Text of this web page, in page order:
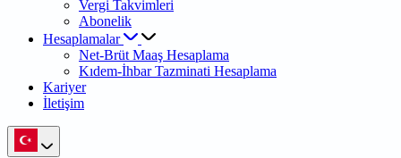
Vergi Takvimleri
Abonelik
Hesaplamalar
Net-Brüt Maaş Hesaplama
Kıdem-İhbar Tazminati Hesaplama
Kariyer
İletişim